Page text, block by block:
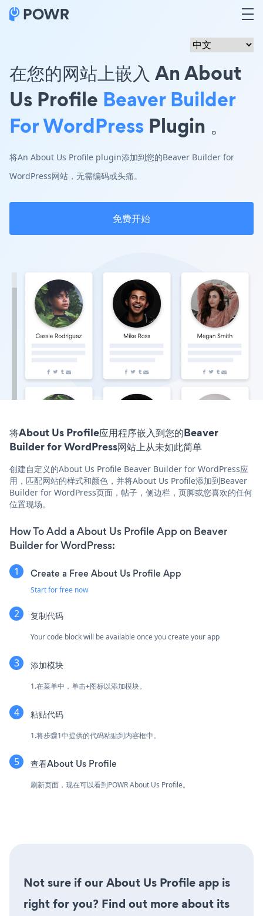
在您的网站上嵌入 An About
Us Profile Beaver Builder
For WordPress Plugin 。
将An About Us Profile plugin添加到您的Beaver Builder for
WordPress网站，无需编码或头痛。
免费开始
将About Us Profile应用程序嵌入到您的Beaver
Builder for WordPress网站上从未如此简单
创建自定义的About Us Profile Beaver Builder for WordPress应
用，匹配网站的样式和颜色，并将About Us Profile添加到Beaver
Builder for WordPress页面，帖子，侧边栏，页脚或您喜欢的任何
位置现场。
How To Add a About Us Profile App on Beaver
Builder for WordPress:
Create a Free About Us Profile App
Start for free now
复制代码
Your code block will be available once you create your app
添加模块
1.在菜单中，单击+图标以添加模块。
粘贴代码
1.将步骤1中提供的代码粘贴到内容框中。
查看About Us Profile
刷新页面，现在可以看到POWR About Us Profile。
Not sure if our About Us Profile app is
right for you? Find out more about its